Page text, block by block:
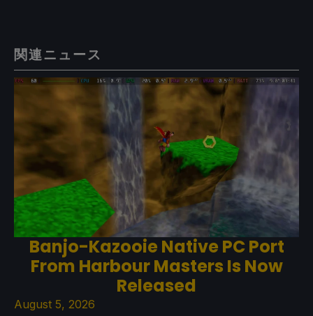
関連ニュース
Banjo-Kazooie Native PC Port
From Harbour Masters Is Now
Released
August 5, 2026